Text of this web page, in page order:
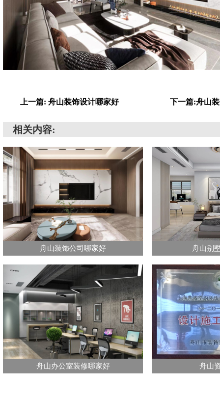
上一篇: 舟山装饰设计哪家好 下一篇:舟山
相关内容:
舟山装饰公司哪家好 舟山别
舟山办公室装修哪家好 舟山